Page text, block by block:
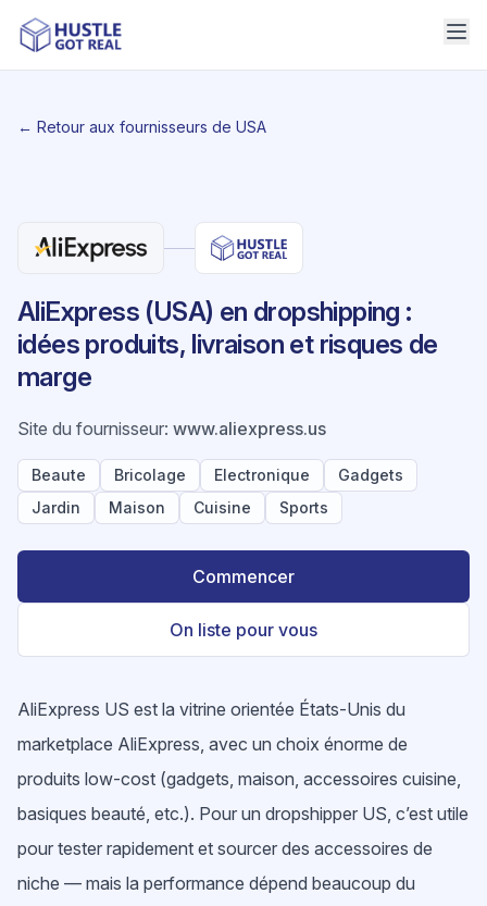
← Retour aux fournisseurs de USA
AliExpress (USA) en dropshipping :
idées produits, livraison et risques de
marge
Site du fournisseur: www.aliexpress.us
Beaute Bricolage Electronique
Gadgets
Jardin
Maison Cuisine Sports
Commencer
On liste pour vous
AliExpress US est la vitrine orientée États-Unis du
marketplace AliExpress, avec un choix énorme de
produits low-cost (gadgets, maison, accessoires cuisine,
basiques beauté, etc.). Pour un dropshipper US, c’est utile
pour tester rapidement et sourcer des accessoires de
niche — mais la performance dépend beaucoup du